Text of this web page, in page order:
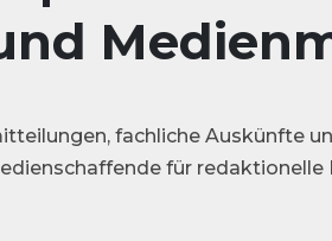
fachliche Auskünfte
für